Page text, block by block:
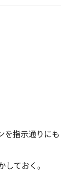
を指示通りにも
しておく。